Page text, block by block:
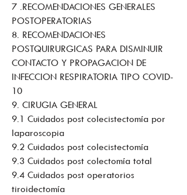
7 .RECOMENDACIONES GENERALES
POSTOPERATORIAS
8. RECOMENDACIONES
POSTQUIRURGICAS PARA DISMINUIR
CONTACTO Y PROPAGACION DE
INFECCION RESPIRATORIA TIPO COVID-
10
9. CIRUGIA GENERAL
9.1 Cuidados post colecistectomía por
laparoscopia
9.2 Cuidados post colecistectomía
9.3 Cuidados post colectomía total
9.4 Cuidados post operatorios
tiroidectomía